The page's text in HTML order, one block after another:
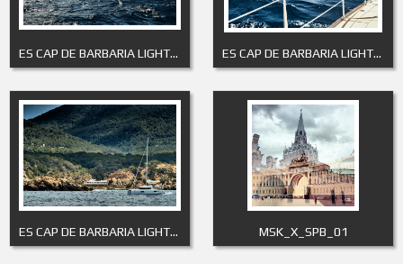
ES CAP DE BARBARIA LIGHTHOUSE 7 ES CAP DE BARBARIA LIGHTHOUSE 8
ES CAP DE BARBARIA LIGHTHOUSE 9 MSK_X_SPB_01